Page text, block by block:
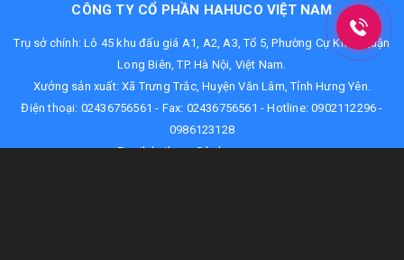
CÔNG TY CỔ PHẦN HAHUCO VIỆT NAM
Trụ sở chính: Lô 45 khu đấu giá A1, A2, A3, Tổ 5, Phường Cự Khối, Quận
Long Biên, TP. Hà Nội, Việt Nam.
Xưởng sản xuất: Xã Trưng Trắc, Huyện Văn Lâm, Tỉnh Hưng Yên.
Điện thoại: 02436756561 - Fax: 02436756561 - Hotline:0902112296 -
0986123128
Email:haihung@hahuco.com.vn